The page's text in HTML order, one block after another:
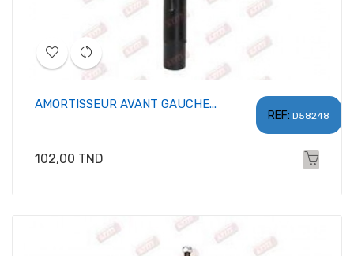
REF: D58248
AMORTISSEUR AVANT GAUCHE...
Prix
102,00 TND